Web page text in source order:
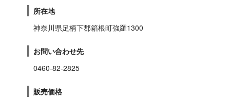
所在地
神奈川県足柄下郡箱根町強羅1300
お問い合わせ先
0460-82-2825
販売価格